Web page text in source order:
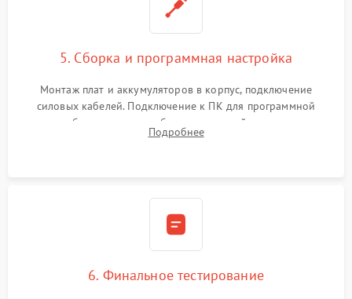
5. Сборка и программная настройка
Монтаж плат и аккумуляторов в корпус, подключение
силовых кабелей. Подключение к ПК для программной
калибровки констант батареи, настройки порогов
срабатывания AVR и сброса счетчиков старения АКБ.
Подробнее
6. Финальное тестирование